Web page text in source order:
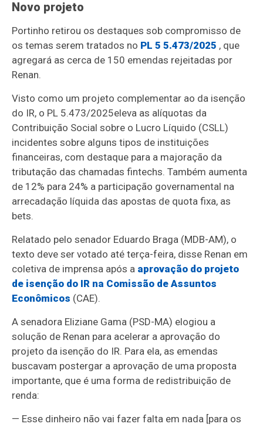
Novo projeto
Portinho retirou os destaques sob compromisso de
os temas serem tratados no PL 5 5.473/2025 , que
agregará as cerca de 150 emendas rejeitadas por
Renan.
Visto como um projeto complementar ao da isenção
do IR, o PL 5.473/2025eleva as alíquotas da
Contribuição Social sobre o Lucro Líquido (CSLL)
incidentes sobre alguns tipos de instituições
financeiras, com destaque para a majoração da
tributação das chamadas fintechs. Também aumenta
de 12% para 24% a participação governamental na
arrecadação líquida das apostas de quota fixa, as
bets.
Relatado pelo senador Eduardo Braga (MDB-AM), o
texto deve ser votado até terça-feira, disse Renan em
coletiva de imprensa após a aprovação do projeto
de isenção do IR na Comissão de Assuntos
Econômicos (CAE).
A senadora Eliziane Gama (PSD-MA) elogiou a
solução de Renan para acelerar a aprovação do
projeto da isenção do IR. Para ela, as emendas
buscavam postergar a aprovação de uma proposta
importante, que é uma forma de redistribuição de
renda:
— Esse dinheiro não vai fazer falta em nada [para os